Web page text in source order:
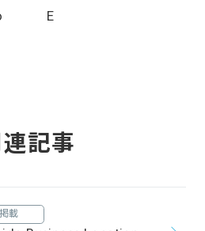
連記事
載